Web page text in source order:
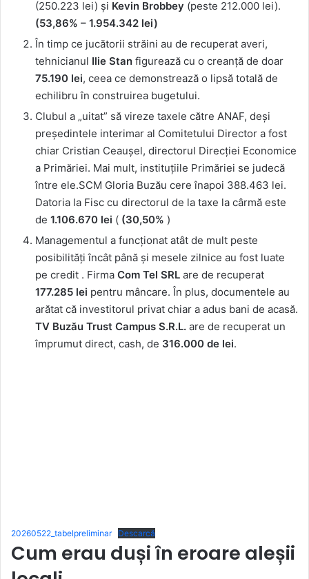
(250.223 lei) și Kevin Brobbey (peste 212.000 lei).
(53,86% – 1.954.342 lei)
În timp ce jucătorii străini au de recuperat averi,
tehnicianul Ilie Stan figurează cu o creanță de doar
75.190 lei, ceea ce demonstrează o lipsă totală de
echilibru în construirea bugetului.
Clubul a „uitat” să vireze taxele către ANAF, deși
președintele interimar al Comitetului Director a fost
chiar Cristian Ceaușel, directorul Direcției Economice
a Primăriei. Mai mult, instituțiile Primăriei se judecă
între ele.SCM Gloria Buzău cere înapoi 388.463 lei.
Datoria la Fisc cu directorul de la taxe la cârmă este
de 1.106.670 lei ( (30,50% )
Managementul a funcționat atât de mult peste
posibilități încât până și mesele zilnice au fost luate
pe credit . Firma Com Tel SRL are de recuperat
177.285 lei pentru mâncare. În plus, documentele au
arătat că investitorul privat chiar a adus bani de acasă.
TV Buzău Trust Campus S.R.L. are de recuperat un
împrumut direct, cash, de 316.000 de lei.
20260522_tabelpreliminar Descarcă
Cum erau duși în eroare aleșii